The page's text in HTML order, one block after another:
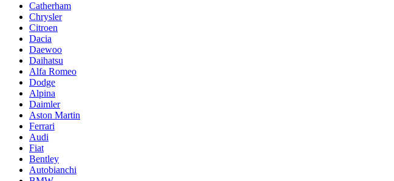
Catherham
Chrysler
Citroen
Dacia
Daewoo
Daihatsu
Alfa Romeo
Dodge
Alpina
Daimler
Aston Martin
Ferrari
Audi
Fiat
Bentley
Autobianchi